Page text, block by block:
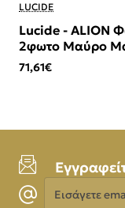
LUCIDE
Lucide - ALION
2φωτο Μαύρο
(Smoke)
71,61€
Εισάγετε
email